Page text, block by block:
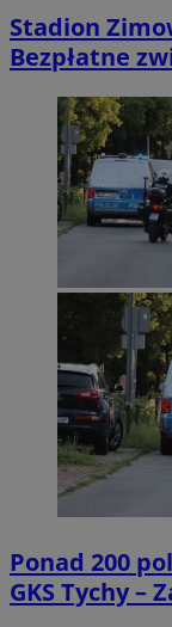
Stadion
Bezpłatne
Ponad 200
GKS Tychy –